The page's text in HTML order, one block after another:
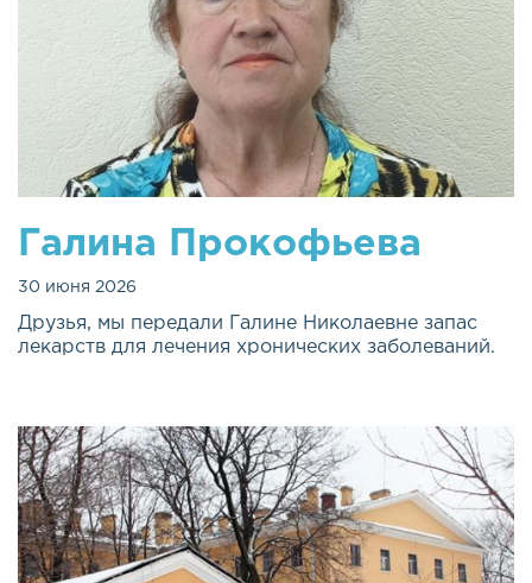
Галина Прокофьева
30 июня 2026
Друзья, мы передали Галине Николаевне запас
лекарств для лечения хронических заболеваний.